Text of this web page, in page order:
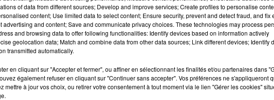
10h00 - 12h00
RDL WEEKEND
de Calais.
midi.
of data from different sources; Develop and improve services; Create profiles to personalise
content; Use limited data to select content; Ensure security, prevent and detect fraud, and fix
advertising and content; Save and communicate privacy choices. These technologies may process
and browsing data to offer following functionalities: Identify devices based on information actively
geolocation data; Match and combine data from other data sources; Link different devices; Identify
transmitted automatically.
en cliquant sur "Accepter et fermer", ou affiner en sélectionnant les finalités et/ou partenaires dans
également refuser en cliquant sur "Continuer sans accepter". Vos préférences ne s'appliqueront
mettre à jour vos choix, ou retirer votre consentement à tout moment via le lien "Gérer les cookies"